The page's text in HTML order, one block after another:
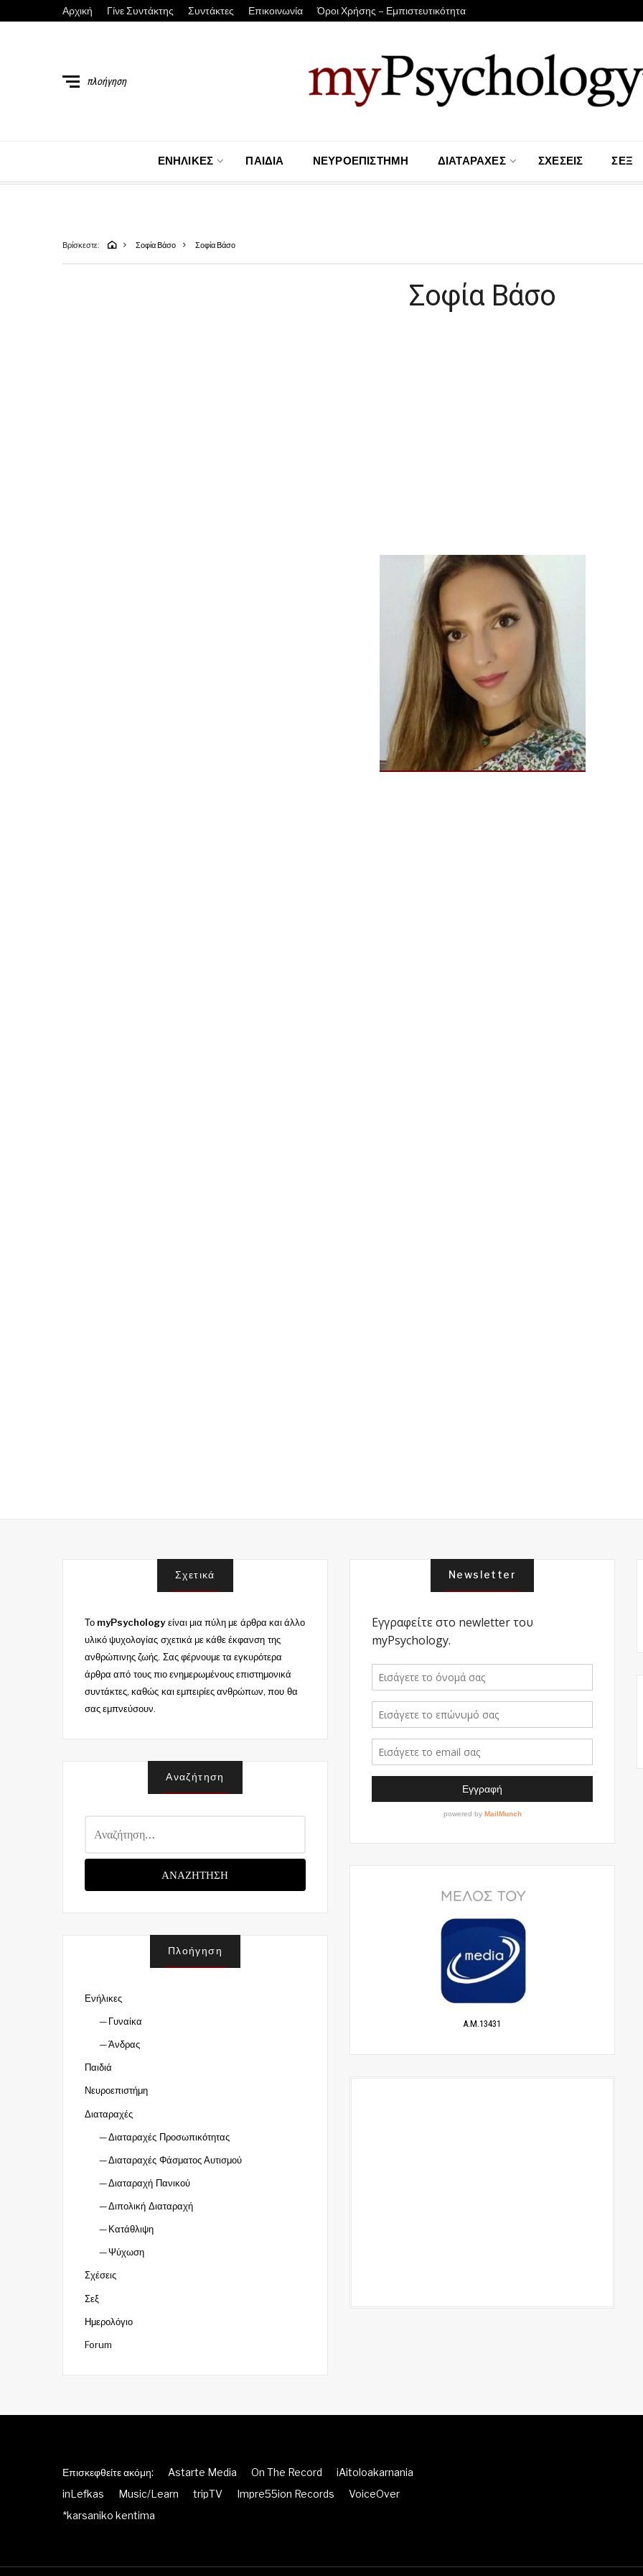
Αρχική Γίνε Συντάκτης Συντάκτες Επικοινωνία Όροι Χρήσης – Εμπιστευτικότητα
πλοήγηση
ΕΝΉΛΙΚΕΣ ΠΑΙΔΙΆ ΝΕΥΡΟΕΠΙΣΤΉΜΗ ΔΙΑΤΑΡΑΧΈΣ ΣΧΈΣΕΙΣ ΣΕΞ
Βρίσκεστε: Σοφία Βάσο Σοφία Βάσο
Σοφία Βάσο
Σχετικά
Το myPsychologyείναι μια πύλη με άρθρα και άλλο
υλικό ψυχολογίας σχετικά με κάθε έκφανση της
ανθρώπινης ζωής. Σας φέρνουμε τα εγκυρότερα
άρθρα από τους πιο ενημερωμένους επιστημονικά
συντάκτες, καθώς και εμπειρίες ανθρώπων, που θα
σας εμπνεύσουν.
Αναζήτηση
α
ή
ι
Πλοήγηση
Ενήλικες
Γυναίκα
Άνδρας
Παιδιά
Νευροεπιστήμη
Διαταραχές
Διαταραχές Προσωπικότητας
Διαταραχές Φάσματος Αυτισμού
Διαταραχή Πανικού
Διπολική Διαταραχή
Κατάθλιψη
Ψύχωση
Σχέσεις
Σεξ
Ημερολόγιο
Forum
Newsletter
A.M.13431
Επισκεφθείτε ακόμη: Astarte Media On The Record
iAitoloakarnania
inLefkas
Music/Learn tripTV Impre55ion Records
VoiceOver
*karsaniko kentima